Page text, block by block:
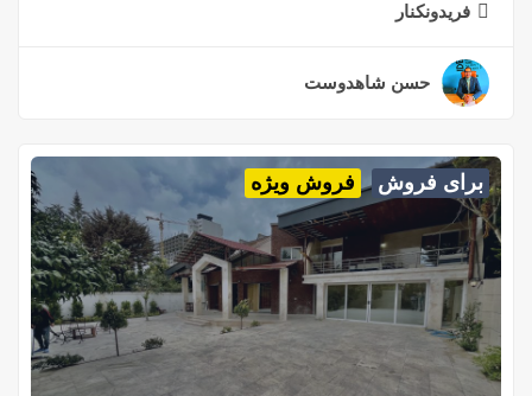
فریدونکنار
حسن شاهدوست
برای فروش فروش ویژه